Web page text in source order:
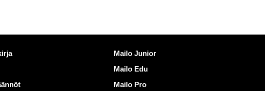
Löydä Mailo
Mailo Junior
Mailo Edu
Mailo Pro